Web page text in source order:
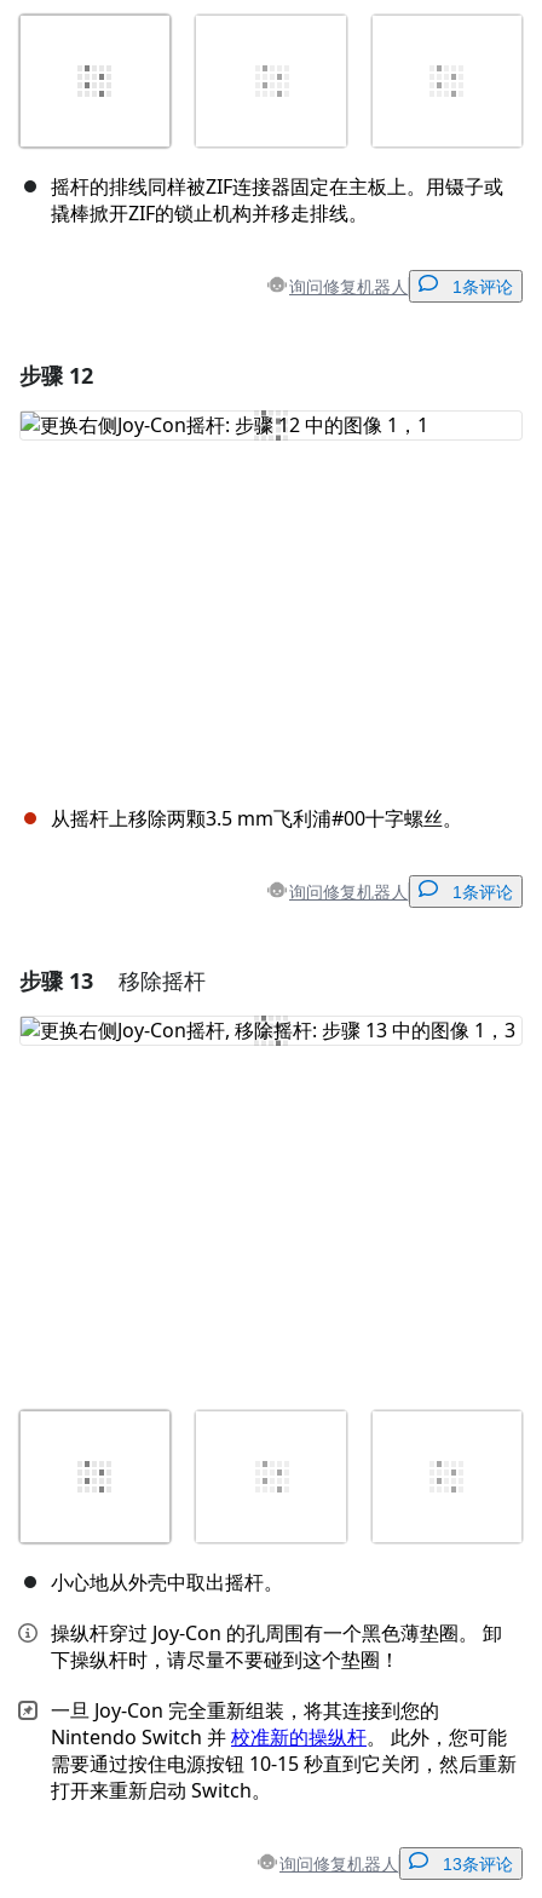
摇杆的排线同样被ZIF连接器固定在主板上。用镊子或
撬棒掀开ZIF的锁止机构并移走排线。
询问修复机器人 1条评论
添加评论
步骤 12
从摇杆上移除两颗3.5 mm飞利浦#00十字螺丝。
询问修复机器人 1条评论
添加评论
步骤 13 移除摇杆
小心地从外壳中取出摇杆。
操纵杆穿过 Joy-Con 的孔周围有一个黑色薄垫圈。 卸
下操纵杆时，请尽量不要碰到这个垫圈！
一旦 Joy-Con 完全重新组装，将其连接到您的
Nintendo Switch 并校准新的操纵杆。 此外，您可能
需要通过按住电源按钮 10-15 秒直到它关闭，然后重新
打开来重新启动 Switch。
询问修复机器人 13条评论